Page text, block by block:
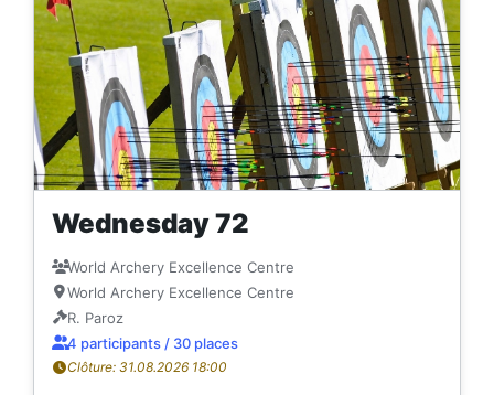
Wednesday 72
World Archery Excellence Centre
World Archery Excellence Centre
R. Paroz
4 participants / 30 places
Clôture: 31.08.2026 18:00